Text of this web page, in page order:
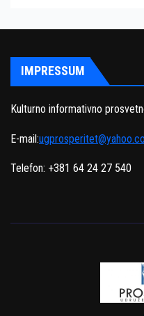
IMPRESSUM
Kulturno informativno
E-mail:
Telefon: +381 64 24 27 540